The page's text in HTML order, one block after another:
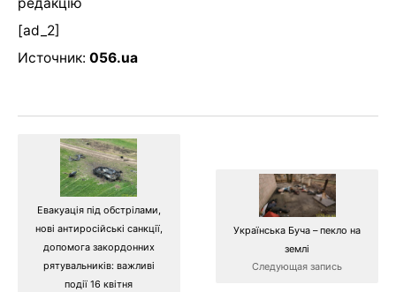
редакцію
[ad_2]
Источник: 056.ua
Евакуація під обстрілами,
нові антиросійські санкції,
допомога закордонних
рятувальників: важливі
події 16 квітня
Українська Буча – пекло на
землі
Следующая запись